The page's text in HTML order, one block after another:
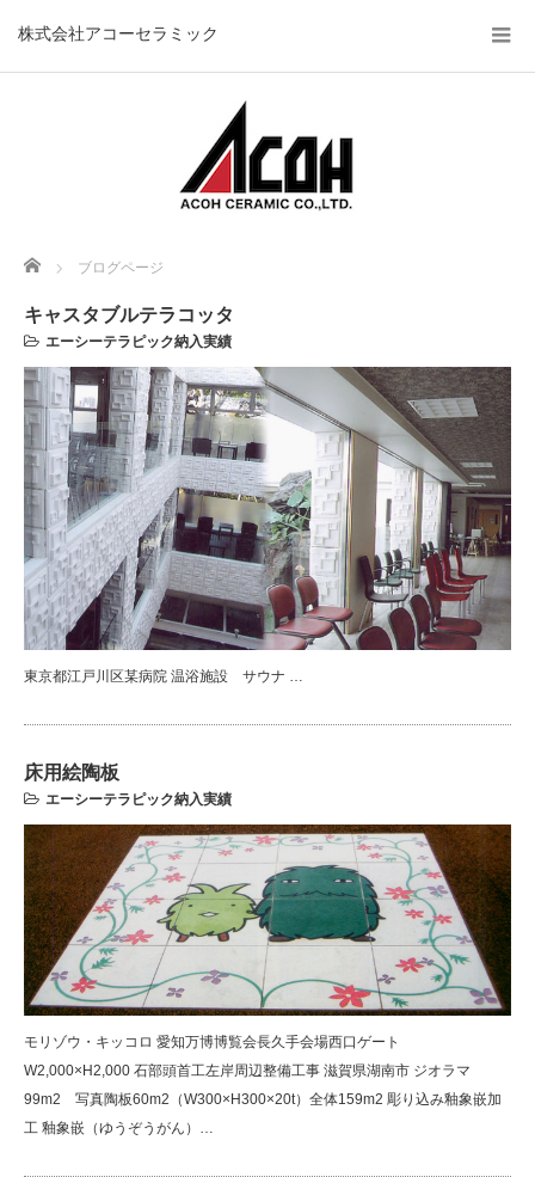
株式会社アコーセラミック
Home ブログページ
キャスタブルテラコッタ
エーシーテラピック納入実績
東京都江戸川区某病院 温浴施設 サウナ …
床用絵陶板
エーシーテラピック納入実績
モリゾウ・キッコロ 愛知万博博覧会長久手会場西口ゲート
W2,000×H2,000 石部頭首工左岸周辺整備工事 滋賀県湖南市 ジオラマ
99m2 写真陶板60m2（W300×H300×20t）全体159m2 彫り込み釉象嵌加
工 釉象嵌（ゆうぞうがん）…